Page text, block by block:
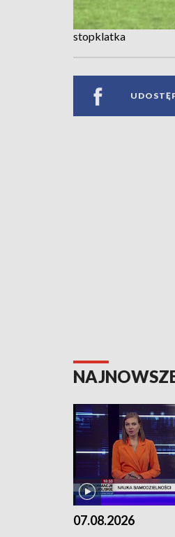
stopklatka
07.08.2026